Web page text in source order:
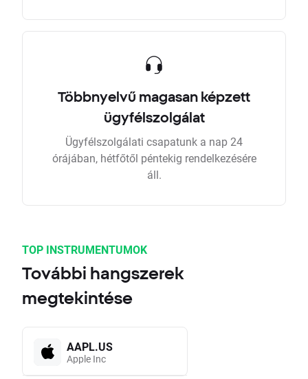
Többnyelvű magasan képzett
ügyfélszolgálat
Ügyfélszolgálati csapatunk a nap 24
órájában, hétfőtől péntekig rendelkezésére
áll.
TOP INSTRUMENTUMOK
További hangszerek
megtekintése
AAPL.US
Apple Inc